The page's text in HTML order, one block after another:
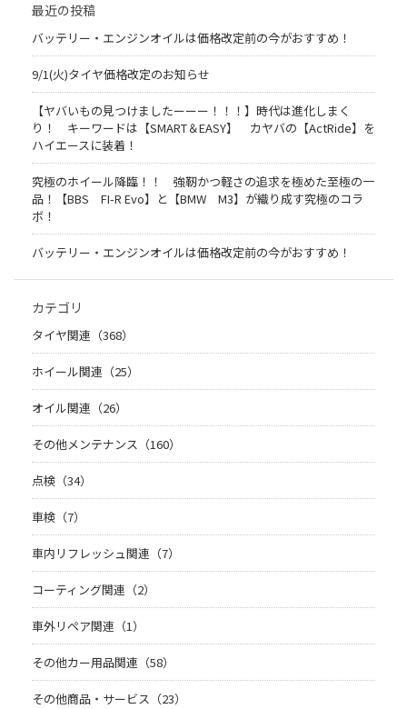
最近の投稿
バッテリー・エンジンオイルは価格改定前の今がおすすめ！
9/1(火)タイヤ価格改定のお知らせ
【ヤバいもの見つけましたーーー！！！】時代は進化しまく
り！ キーワードは【SMART＆EASY】 カヤバの【ActRide】を
ハイエースに装着！
究極のホイール降臨！！ 強靭かつ軽さの追求を極めた至極の一
品！【BBS FI-R Evo】と【BMW M3】が織り成す究極のコラ
ボ！
バッテリー・エンジンオイルは価格改定前の今がおすすめ！
カテゴリ
タイヤ関連（368）
ホイール関連（25）
オイル関連（26）
その他メンテナンス（160）
点検（34）
車検（7）
車内リフレッシュ関連（7）
コーティング関連（2）
車外リペア関連（1）
その他カー用品関連（58）
その他商品・サービス（23）